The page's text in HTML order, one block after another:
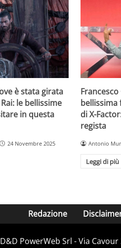
è stata girata
le bellissime
in questa
24 Novembre 2025
bellissima
di X-
regista
Antonio
Leggi di più
Redazione
PowerWeb Srl - Via